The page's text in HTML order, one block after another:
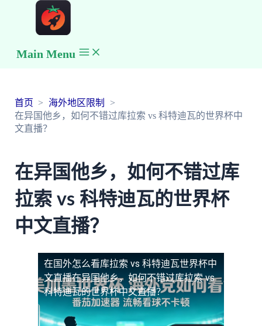
Main Menu
首页
海外地区限制
在异国他乡，如何不错过库拉索 vs 科特迪瓦的世界杯中
文直播？
在异国他乡，如何不错过库
拉索 vs 科特迪瓦的世界杯
中文直播？
在国外怎么看库拉索 vs 科特迪瓦世界杯中
文直播在异国他乡，如何不错过库拉索 vs
科特迪瓦的世界杯中文直播？